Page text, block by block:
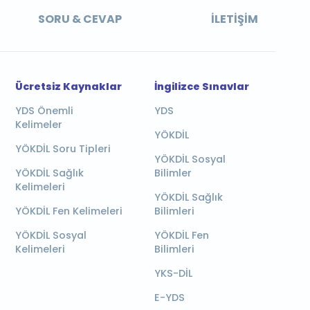
SORU & CEVAP İLETIŞIM
Ücretsiz Kaynaklar
YDS Önemli
Kelimeler
YÖKDİL Soru Tipleri
YÖKDİL Sağlık
Kelimeleri
YÖKDİL Fen Kelimeleri
YÖKDİL Sosyal
Kelimeleri
İngilizce Sınavlar
YDS
YÖKDİL
YÖKDİL Sosyal
Bilimler
YÖKDİL Sağlık
Bilimleri
YÖKDİL Fen
Bilimleri
YKS-DİL
E-YDS